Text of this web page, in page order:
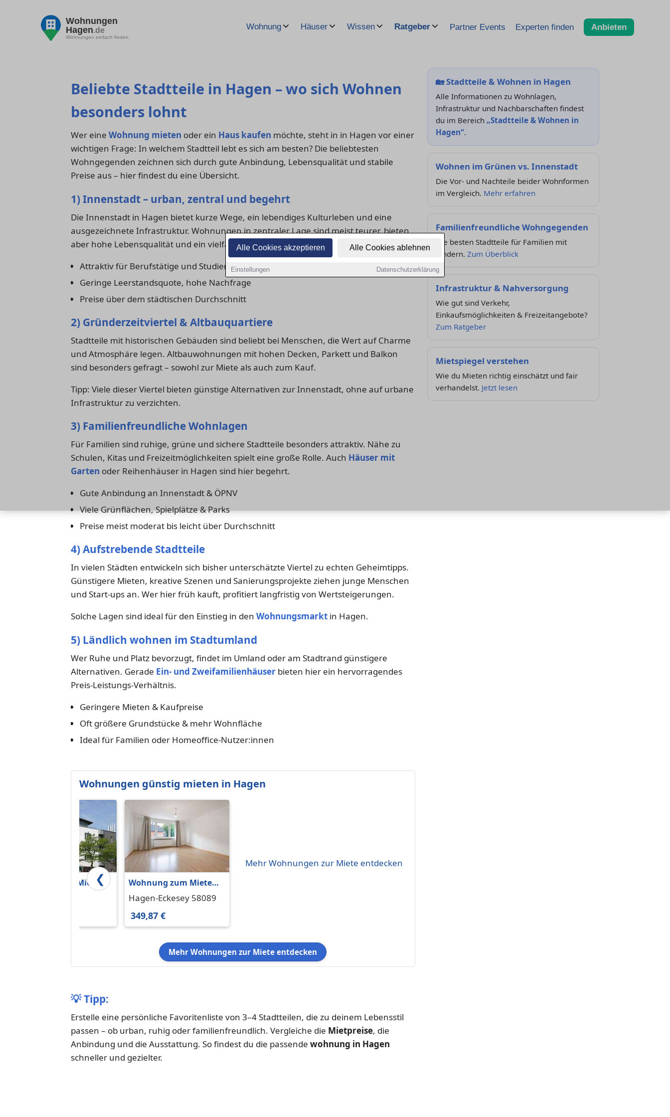
Alle Cookies akzeptieren Alle Cookies ablehnen
Einstellungen Datenschutzerklärung
Wohnungen
Hagen.de
Wohnungen einfach finden
Wohnung Häuser Wissen Ratgeber Partner Events Experten finden Anbieten
Beliebte Stadtteile in Hagen – wo sich Wohnen
besonders lohnt
Wer eine Wohnung mieten oder ein Haus kaufen möchte, steht in in Hagen vor einer
wichtigen Frage: In welchem Stadtteil lebt es sich am besten? Die beliebtesten
Wohngegenden zeichnen sich durch gute Anbindung, Lebensqualität und stabile
Preise aus – hier findest du eine Übersicht.
1) Innenstadt – urban, zentral und begehrt
Die Innenstadt in Hagen bietet kurze Wege, ein lebendiges Kulturleben und eine
ausgezeichnete Infrastruktur. Wohnungen in zentraler Lage sind meist teurer, bieten
aber hohe Lebensqualität und ein vielfältiges Freizeitangebot.
Attraktiv für Berufstätige und Studierende
Geringe Leerstandsquote, hohe Nachfrage
Preise über dem städtischen Durchschnitt
2) Gründerzeitviertel & Altbauquartiere
Stadtteile mit historischen Gebäuden sind beliebt bei Menschen, die Wert auf Charme
und Atmosphäre legen. Altbauwohnungen mit hohen Decken, Parkett und Balkon
sind besonders gefragt – sowohl zur Miete als auch zum Kauf.
Tipp: Viele dieser Viertel bieten günstige Alternativen zur Innenstadt, ohne auf urbane
Infrastruktur zu verzichten.
3) Familienfreundliche Wohnlagen
Für Familien sind ruhige, grüne und sichere Stadtteile besonders attraktiv. Nähe zu
Schulen, Kitas und Freizeitmöglichkeiten spielt eine große Rolle. Auch Häuser mit
Garten oder Reihenhäuser in Hagen sind hier begehrt.
Gute Anbindung an Innenstadt & ÖPNV
Viele Grünflächen, Spielplätze & Parks
Preise meist moderat bis leicht über Durchschnitt
4) Aufstrebende Stadtteile
In vielen Städten entwickeln sich bisher unterschätzte Viertel zu echten Geheimtipps.
Günstigere Mieten, kreative Szenen und Sanierungsprojekte ziehen junge Menschen
und Start-ups an. Wer hier früh kauft, profitiert langfristig von Wertsteigerungen.
Solche Lagen sind ideal für den Einstieg in den Wohnungsmarkt in Hagen.
5) Ländlich wohnen im Stadtumland
Wer Ruhe und Platz bevorzugt, findet im Umland oder am Stadtrand günstigere
Alternativen. Gerade Ein- und Zweifamilienhäuser bieten hier ein hervorragendes
Preis-Leistungs-Verhältnis.
Geringere Mieten & Kaufpreise
Oft größere Grundstücke & mehr Wohnfläche
Ideal für Familien oder Homeoffice-Nutzer:innen
Wohnungen günstig mieten in Hagen
❮
Wohnung zum Mieten
Wohnung zum Mieten
in Hagen-Eckesey
Hagen-Eckesey 58089
349,87 €
Mehr Wohnungen zur Miete entdecken
Mehr Wohnungen zur Miete entdecken
💡Tipp:
Erstelle eine persönliche Favoritenliste von 3–4 Stadtteilen, die zu deinem Lebensstil
passen – ob urban, ruhig oder familienfreundlich. Vergleiche die Mietpreise, die
Anbindung und die Ausstattung. So findest du die passende wohnung in Hagen
schneller und gezielter.
🏡Stadtteile & Wohnen in Hagen
Alle Informationen zu Wohnlagen,
Infrastruktur und Nachbarschaften findest
du im Bereich „Stadtteile & Wohnen in
Hagen“.
Wohnen im Grünen vs. Innenstadt
Die Vor- und Nachteile beider Wohnformen
im Vergleich. Mehr erfahren
Familienfreundliche Wohngegenden
Die besten Stadtteile für Familien mit
Kindern. Zum Überblick
Infrastruktur & Nahversorgung
Wie gut sind Verkehr,
Einkaufsmöglichkeiten & Freizeitangebote?
Zum Ratgeber
Mietspiegel verstehen
Wie du Mieten richtig einschätzt und fair
verhandelst. Jetzt lesen